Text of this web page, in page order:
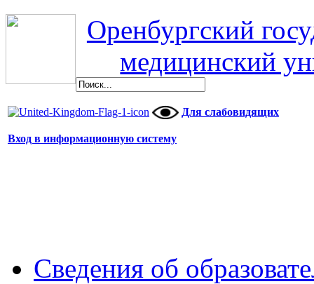
Оренбургский
медицинский
Для слабовидящих
Вход в информационную систему
Сведения об